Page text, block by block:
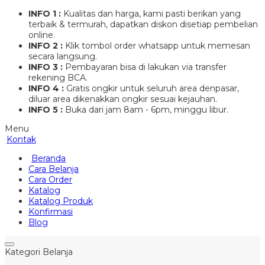
INFO 1 : Kualitas dan harga, kami pasti berikan yang
terbaik & termurah, dapatkan diskon disetiap pembelian
online.
INFO 2 : Klik tombol order whatsapp untuk memesan
secara langsung.
INFO 3 : Pembayaran bisa di lakukan via transfer
rekening BCA.
INFO 4 : Gratis ongkir untuk seluruh area denpasar,
diluar area dikenakkan ongkir sesuai kejauhan.
INFO 5 : Buka dari jam 8am - 6pm, minggu libur.
Menu
Kontak
Beranda
Cara Belanja
Cara Order
Katalog
Katalog Produk
Konfirmasi
Blog
Kategori Belanja